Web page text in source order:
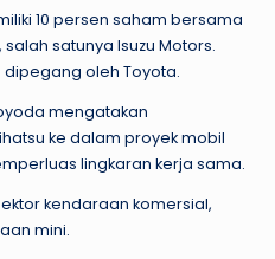
10 persen saham bersama
satunya Isuzu Motors.
oleh Toyota.
mengatakan
ke dalam proyek mobil
lingkaran kerja sama.
kendaraan komersial,
mini.